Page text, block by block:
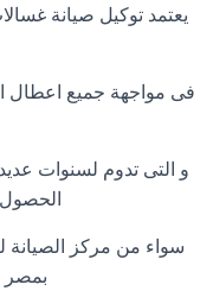
يعتمد توكيل صيانة
فى مواجهة جميع اعطال
و التى تدوم لسنوات
سواء من مركز الصيانة
بمصر